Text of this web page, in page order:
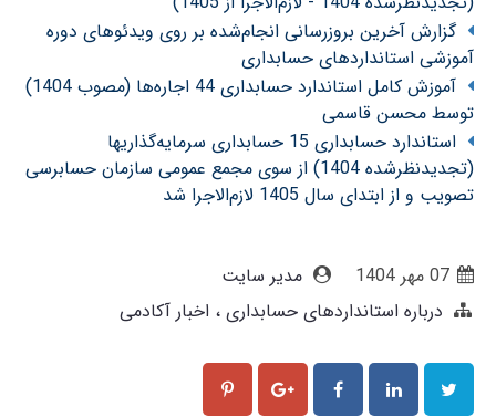
گزارش آخرین بروزرسانی انجام‌شده بر روی ویدئوهای دوره
آموزشی استانداردهای حسابداری
آموزش کامل استاندارد حسابداری 44 اجاره‌ها (مصوب 1404)
توسط محسن قاسمی
استاندارد حسابداری 15 حسابداری سرمایه‌گذاریها
(تجدیدنظرشده 1404) از سوی مجمع عمومی سازمان حسابرسی
تصویب و از ابتدای سال 1405 لازم‌الاجرا شد
07 مهر 1404
مدیر سایت
درباره استانداردهای حسابداری اخبار آکادمی